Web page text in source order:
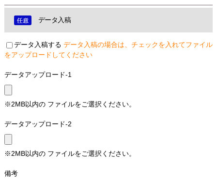
データ入稿
データ入稿する データ入稿の場合は、チェックを入れてファイル
をアップロードしてください
データアップロード-1
※2MB以内の ファイルをご選択ください。
データアップロード-2
※2MB以内の ファイルをご選択ください。
備考